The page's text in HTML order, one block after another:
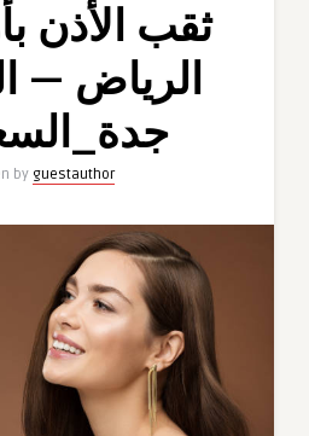
بأمان
في
الرياض
الرياض،
ثقب الأذن
الرياض —
by guestauthor